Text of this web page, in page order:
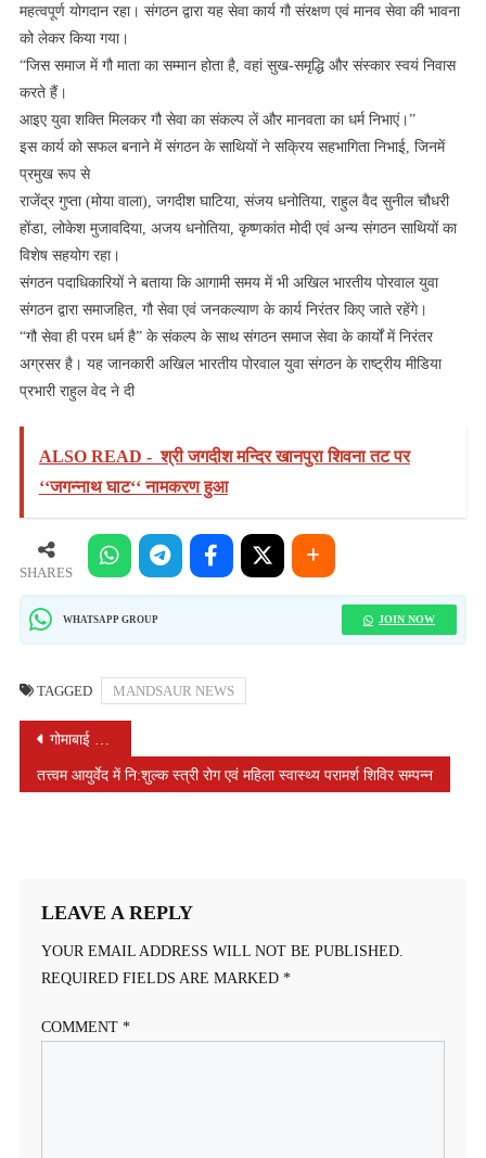
महत्वपूर्ण योगदान रहा। संगठन द्वारा यह सेवा कार्य गौ संरक्षण एवं मानव सेवा की भावना
को लेकर किया गया।
“जिस समाज में गौ माता का सम्मान होता है, वहां सुख-समृद्धि और संस्कार स्वयं निवास
करते हैं।
आइए युवा शक्ति मिलकर गौ सेवा का संकल्प लें और मानवता का धर्म निभाएं।”
इस कार्य को सफल बनाने में संगठन के साथियों ने सक्रिय सहभागिता निभाई, जिनमें
प्रमुख रूप से
राजेंद्र गुप्ता (मोया वाला), जगदीश घाटिया, संजय धनोतिया, राहुल वैद सुनील चौधरी
होंडा, लोकेश मुजावदिया, अजय धनोतिया, कृष्णकांत मोदी एवं अन्य संगठन साथियों का
विशेष सहयोग रहा।
संगठन पदाधिकारियों ने बताया कि आगामी समय में भी अखिल भारतीय पोरवाल युवा
संगठन द्वारा समाजहित, गौ सेवा एवं जनकल्याण के कार्य निरंतर किए जाते रहेंगे।
“गौ सेवा ही परम धर्म है” के संकल्प के साथ संगठन समाज सेवा के कार्यों में निरंतर
अग्रसर है। यह जानकारी अखिल भारतीय पोरवाल युवा संगठन के राष्ट्रीय मीडिया
प्रभारी राहुल वेद ने दी
ALSO READ - श्री जगदीश मन्दिर खानपुरा शिवना तट पर
‘‘जगन्नाथ घाट‘‘ नामकरण हुआ
SHARES
WHATSAPP GROUP JOIN NOW
TAGGED MANDSAUR NEWS
POST
NAVIGATION
गोमाबाई नेत्रालय में आंख के पर्दे का सफल ऑपरेशन, फिर लौटी खोई हुई नेत्र ज्योति
तत्त्वम आयुर्वेद में नि:शुल्क स्त्री रोग एवं महिला स्वास्थ्य परामर्श शिविर सम्पन्न
LEAVE A REPLY
YOUR EMAIL ADDRESS WILL NOT BE PUBLISHED.
REQUIRED FIELDS ARE MARKED *
COMMENT *